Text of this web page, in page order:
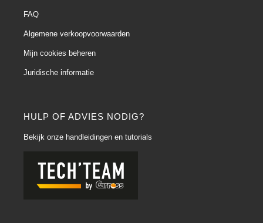
HULP OF ADVIES NODIG?
Bekijk onze handleidingen en tutorials
FAQ
Algemene verkoopvoorwaarden
Mijn cookies beheren
Juridische informatie